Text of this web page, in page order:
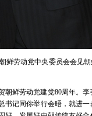
鲜劳动党中央委员会会见
鲜劳动党建党80周年。
记同你举行会晤，就进